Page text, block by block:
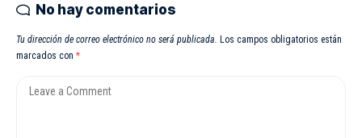
No hay comentarios
Tu dirección de correo electrónico no será publicada. Los campos obligatorios están
marcados con *